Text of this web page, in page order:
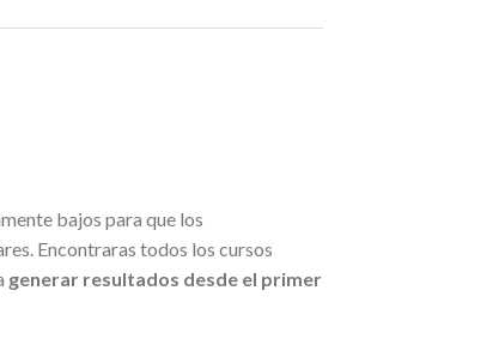
bajos para que los
Encontraras todos los cursos
generar resultados desde el primer